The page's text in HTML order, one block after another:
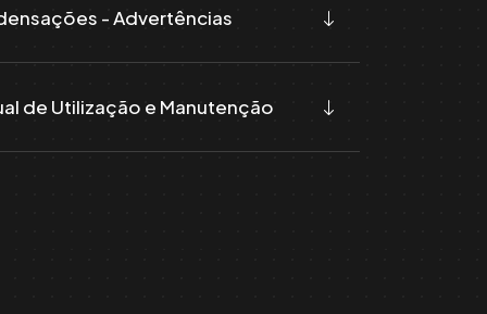
- Advertências
de Utilização e Manutenção